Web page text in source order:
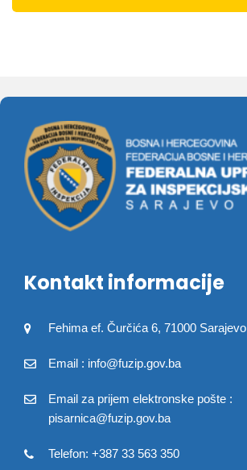
Kontakt informacije
Fehima ef. Čurčića 6, 71000 Sarajevo
Email : info@fuzip.gov.ba
Email za prijem elektronske pošte :
pisarnica@fuzip.gov.ba
Telefon: +387 33 563 350